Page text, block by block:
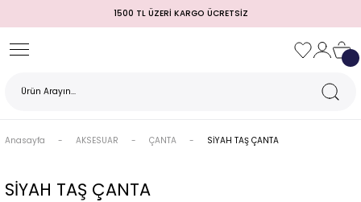
1500 TL ÜZERİ KARGO ÜCRETSİZ
Geri Dön
Geri Dön
Geri Dön
Geri Dön
Geri Dön
Geri Dön
Geri Dön
Anasayfa AKSESUAR ÇANTA SİYAH TAŞ ÇANTA
SİYAH TAŞ ÇANTA